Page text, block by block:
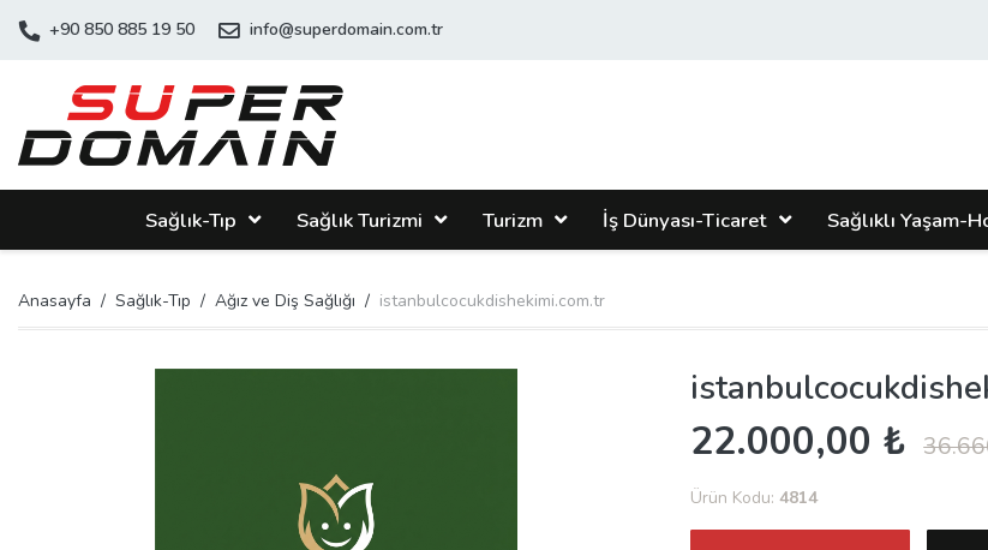
+90 850 885 19 50 info@superdomain.com.tr
Sağlık-Tıp Sağlık Turizmi Turizm İş Dünyası-Ticaret Sağlıklı Yaşam-
Anasayfa Sağlık-Tıp Ağız ve Diş Sağlığı istanbulcocukdishekimi.com.tr
22.000,00 ₺
Ürün Kodu: 4814